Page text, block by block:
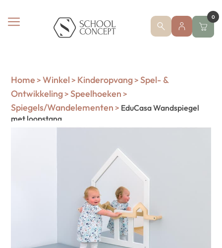
0
Home > Winkel > Kinderopvang> Spel- &
Ontwikkeling> Speelhoeken >
Spiegels/Wandelementen > EduCasa Wandspiegel
met loopstang